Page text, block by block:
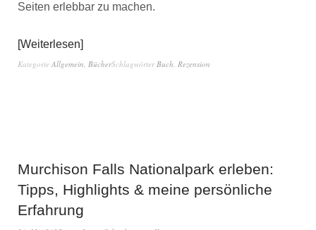
Seiten erlebbar zu machen.
Weiterlesen
Kategorie Allgemein, BücherSchlagwörterBuch, Rezension
Murchison Falls Nationalpark erleben:
Tipps, Highlights & meine persönliche
Erfahrung